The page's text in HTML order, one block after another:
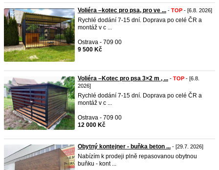
Voliéra –kotec pro psa, pro ve ... - TOP - [6.8. 2026]
Rychlé dodání 7-15 dní. Doprava po celé ČR a
montáž v c ...
Ostrava - 709 00
9 500 Kč
Voliéra –Kotec pro psa 3×2 m , ... - TOP - [6.8.
2026]
Rychlé dodání 7-15 dní. Doprava po celé ČR a
montáž v c ...
Ostrava - 709 00
12 000 Kč
Obytný kontejner - buňka beton ... - [29.7. 2026]
Nabízím k prodeji plně repasovanou obytnou
buňku - kont ...